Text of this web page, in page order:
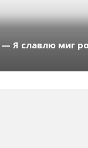
— Я славлю миг